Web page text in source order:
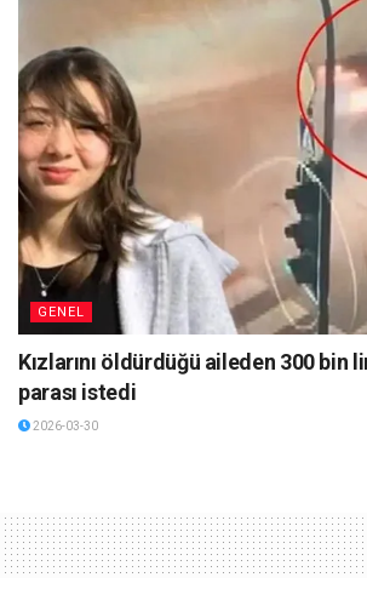
GENEL
Kızlarını öldürdüğü aileden 300 bin
parası istedi
2026-03-30